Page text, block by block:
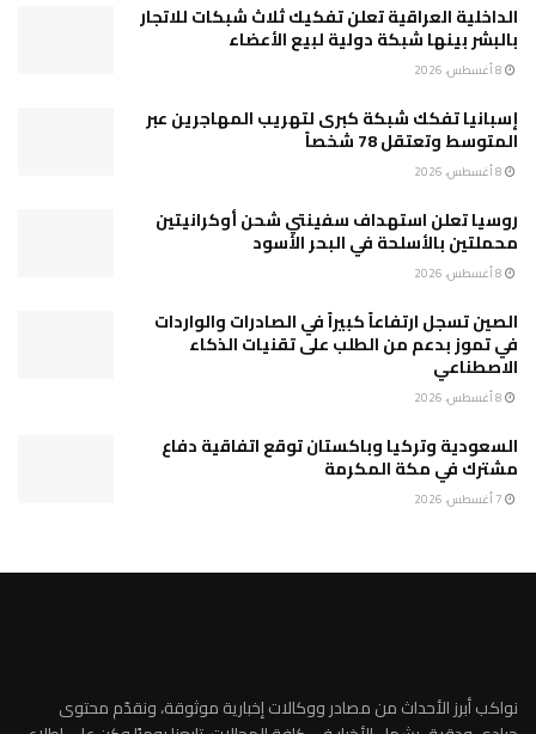
الداخلية العراقية تعلن تفكيك ثلاث شبكات للاتجار
بالبشر بينها شبكة دولية لبيع الأعضاء
إسبانيا تفكك شبكة كبرى لتهريب المهاجرين عبر
المتوسط وتعتقل 78 شخصاً
روسيا تعلن استهداف سفينتي شحن أوكرانيتين
محملتين بالأسلحة في البحر الأسود
الصين تسجل ارتفاعاً كبيراً في الصادرات والواردات
في تموز بدعم من الطلب على تقنيات الذكاء
الاصطناعي
السعودية وتركيا وباكستان توقع اتفاقية دفاع
مشترك في مكة المكرمة
نواكب أبرز الأحداث من مصادر ووكالات إخبارية موثوقة، ونقدّم محتوى